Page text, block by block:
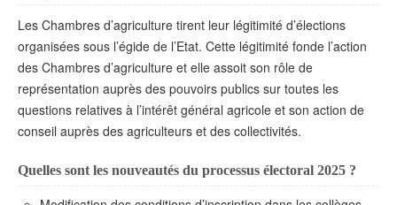
Les Chambres d’agriculture tirent leur légitimité d’élections
organisées sous l’égide de l’Etat. Cette légitimité fonde l’action
des Chambres d’agriculture et elle assoit son rôle de
représentation auprès des pouvoirs publics sur toutes les
questions relatives à l’intérêt général agricole et son action de
conseil auprès des agriculteurs et des collectivités.
Quelles sont les nouveautés du processus électoral 2025 ?